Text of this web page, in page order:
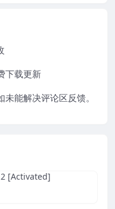
载更新
未能解决评论区反馈。
[Activated]